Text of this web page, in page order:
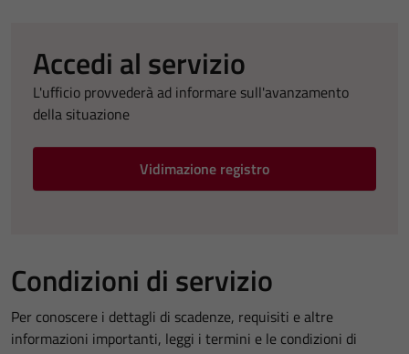
Accedi al servizio
L'ufficio provvederà ad informare sull'avanzamento
della situazione
Vidimazione registro
Condizioni di servizio
Per conoscere i dettagli di scadenze, requisiti e altre
informazioni importanti, leggi i termini e le condizioni di